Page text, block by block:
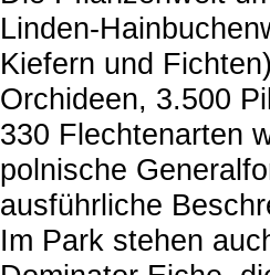
Linden-
Kiefern und
Orchideen, 3.500
330 Flechtenarten
polnische
ausführliche
Im Park stehen